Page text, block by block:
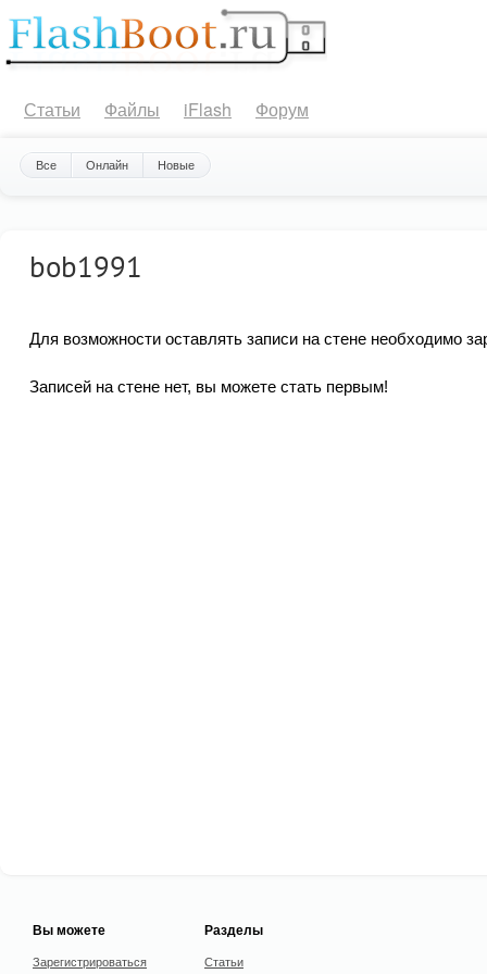
Статьи Файлы iFlash Форум
Все Онлайн Новые
bob1991
Для возможности оставлять записи на стене необходимо
Записей на стене нет, вы можете стать первым!
Вы можете
Зарегистрироваться
Разделы
Статьи